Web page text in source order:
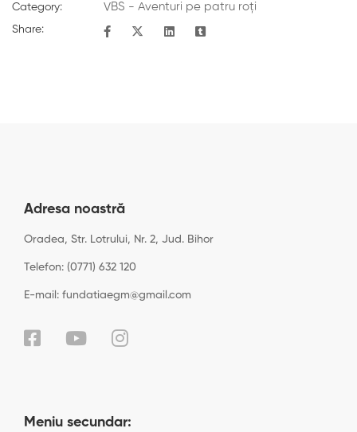
Category: VBS - Aventuri pe patru roți
Share:
Adresa noastră
Oradea, Str. Lotrului, Nr. 2, Jud. Bihor
Telefon: (0771) 632 120
E-mail: fundatiaegm@gmail.com
Meniu secundar: